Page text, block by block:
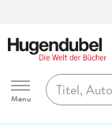
Hugendubel
Menu